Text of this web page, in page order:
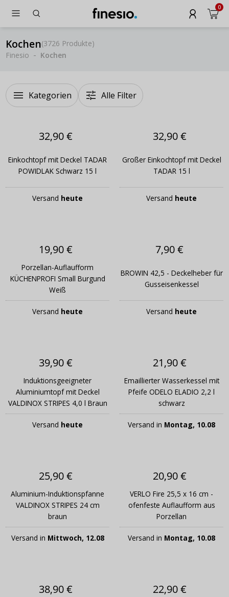
0
Kochen(3726 Produkte)
Finesio
Kochen
Kategorien Alle Filter
32,90 €
Einkochtopf mit Deckel TADAR
POWIDLAK Schwarz 15 l
Versand heute
32,90 €
Großer Einkochtopf mit Deckel
TADAR 15 l
Versand heute
19,90 €
Porzellan-Auflaufform
KÜCHENPROFI Small Burgund
Weiß
Versand heute
7,90 €
BROWIN 42,5 - Deckelheber für
Gusseisenkessel
Versand heute
39,90 €
Induktionsgeeigneter
Aluminiumtopf mit Deckel
VALDINOX STRIPES 4,0 l Braun
Versand heute
21,90 €
Emaillierter Wasserkessel mit
Pfeife ODELO ELADIO 2,2 l
schwarz
Versand in Montag, 10.08
25,90 €
Aluminium-Induktionspfanne
VALDINOX STRIPES 24 cm
braun
Versand in Mittwoch, 12.08
20,90 €
VERLO Fire 25,5 x 16 cm -
ofenfeste Auflaufform aus
Porzellan
Versand in Montag, 10.08
38,90 € 22,90 €